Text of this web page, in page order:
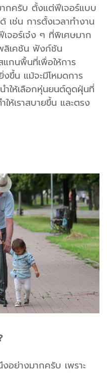
ากครับ ตั้งแต่ฟีเจอร์แบบ
เช่น การตั้งเวลาทำงาน
จอร์เจ๋ง ๆ ที่พิเศษมาก
ลิเคชัน ฟังก์ชัน
กนพื้นที่เพื่อให้การ
ขึ้น แม้จะมีโหมดการ
ำให้เลือกหุ่นยนต์ดูดฝุ่นที่
ห้เราสบายขึ้น และตรง
อย่างมากครับ เพราะ